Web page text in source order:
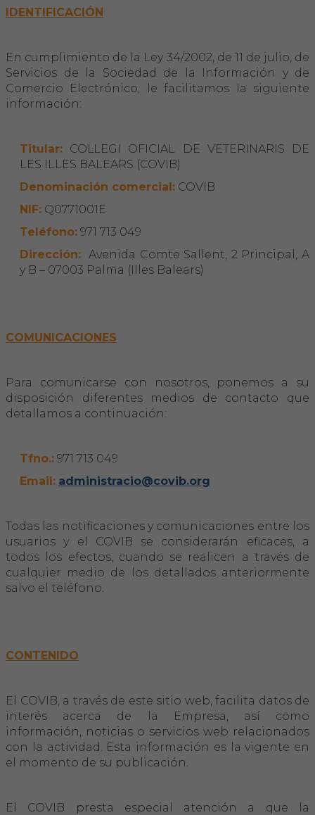
Salut animal i salut pública
CONTACTE
IDENTIFICACIÓN
En cumplimiento de la Ley 34/2002, de 11 de julio, de
Servicios de la Sociedad de la Información y de
Comercio Electrónico, le facilitamos la siguiente
información:
Titular: COL·LEGI OFICIAL DE VETERINARIS DE
LES ILLES BALEARS (COVIB)
Denominación comercial: COVIB
NIF: Q0771001E
Teléfono: 971 713 049
Dirección: Avenida Comte Sallent, 2 Principal, A
y B – 07003 Palma (Illes Balears)
COMUNICACIONES
Para comunicarse con nosotros, ponemos a su
disposición diferentes medios de contacto que
detallamos a continuación:
Tfno.: 971 713 049
Email: administracio@covib.org
Todas las notificaciones y comunicaciones entre los
usuarios y el COVIB se considerarán eficaces, a
todos los efectos, cuando se realicen a través de
cualquier medio de los detallados anteriormente
salvo el teléfono.
CONTENIDO
El COVIB, a través de este sitio web, facilita datos de
interés acerca de la Empresa, así como
información, noticias o servicios web relacionados
con la actividad. Esta información es la vigente en
el momento de su publicación.
El COVIB presta especial atención a que la